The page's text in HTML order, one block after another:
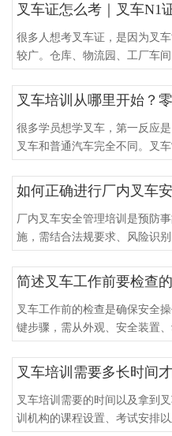
叉车证怎么考｜叉车N1
很多人想考叉车证，是因为叉
较广。仓库、物流园、工厂车间
叉车培训从哪里开始？
很多学员想学叉车，第一反应
叉车和普通汽车完全不同。叉车
如何正确进行厂内叉车
厂内叉车安全管理培训是预防
施，需结合法规要求、风险识别
简述叉车工作前要检查
叉车工作前的检查是确保安全
键步骤，需从外观、安全装置、
叉车培训需要多长时间
叉车培训需要的时间以及拿到
训机构的课程设置、考试安排以